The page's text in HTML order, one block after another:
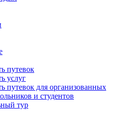
путевок
услуг
путевок для организованных
и студентов
тур